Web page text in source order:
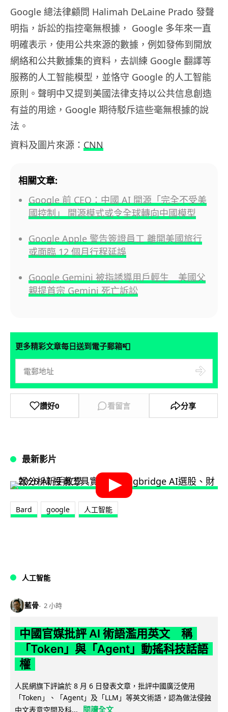
Google 總法律顧問 Halimah DeLaine Prado 發聲
明指，訴訟的指控毫無根據， Google 多年來一直
明確表示，使用公共來源的數據，例如發佈到開放
網絡和公共數據集的資料，去訓練 Google 翻譯等
服務的人工智能模型，並恪守 Google 的人工智能
原則。聲明中又提到美國法律支持以公共信息創造
有益的用途，Google 期待駁斥這些毫無根據的說
法。
資料及圖片來源： CNN
相關文章:
Google 前 CEO：中國 AI 開源「完全不受美
國控制」 開源模式或令全球轉向中國模型
Google Apple 警告簽證員工 離開美國旅行
或面臨 12 個月行程延誤
Google Gemini 被指誘導用戶輕生 美國父
親提首宗 Gemini 死亡訴訟
更多精彩文章每日送到電子郵箱📮
讚好0 看留言 分享
最新影片
Bard google 人工智能
人工智能
藍骨 2 小時
中國官媒批評 AI 術語濫用英文 稱
「Token」與「Agent」動搖科技話語
權
人民網旗下評論於 8 月 6 日發表文章，批評中國廣泛使用
「Token」、「Agent」及「LLM」等英文術語，認為做法侵蝕
中文表意空間及科...
閱讀全文